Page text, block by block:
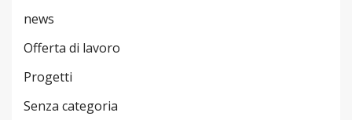
news
Offerta di lavoro
Progetti
Senza categoria